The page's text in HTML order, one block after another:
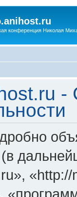
конференция Николая
-
(в